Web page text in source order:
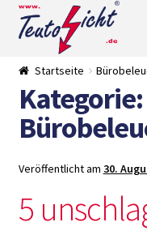
Zur
Navigation
springen
Springe
zum
Startseite
Kategorie:
Veröffentlicht am 30.
5